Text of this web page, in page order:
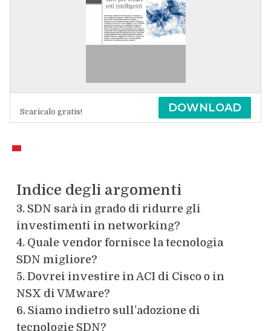
Scaricalo gratis! DOWNLOAD
Indice degli argomenti
3. SDN sarà in grado di ridurre gli
investimenti in networking?
4. Quale vendor fornisce la tecnologia
SDN migliore?
5. Dovrei investire in ACI di Cisco o in
NSX di VMware?
6. Siamo indietro sull’adozione di
tecnologie SDN?